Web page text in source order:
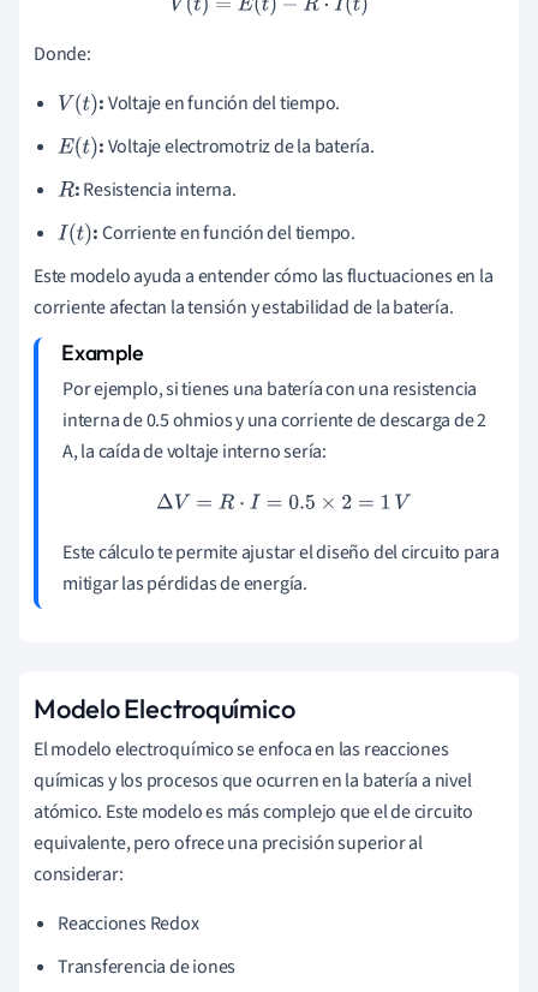
Donde:
V(t) :Voltaje en función del tiempo.
E(t) :Voltaje electromotriz de la batería.
R:Resistencia interna.
I(t) :Corriente en función del tiempo.
Este modelo ayuda a entender cómo las fluctuaciones en la
corriente afectan la tensión y estabilidad de la batería.
Por ejemplo, si tienes una batería con una resistencia
interna de 0.5 ohmios y una corriente de descarga de 2
A, la caída de voltaje interno sería:
ΔV = R⋅ I=0.5×2 =1 V
Este cálculo te permite ajustar el diseño del circuito para
mitigar las pérdidas de energía.
Modelo Electroquímico
El modelo electroquímico se enfoca en las reacciones
químicas y los procesos que ocurren en la batería a nivel
atómico. Este modelo es más complejo que el de circuito
equivalente, pero ofrece una precisión superior al
considerar:
Reacciones Redox
Transferencia de iones